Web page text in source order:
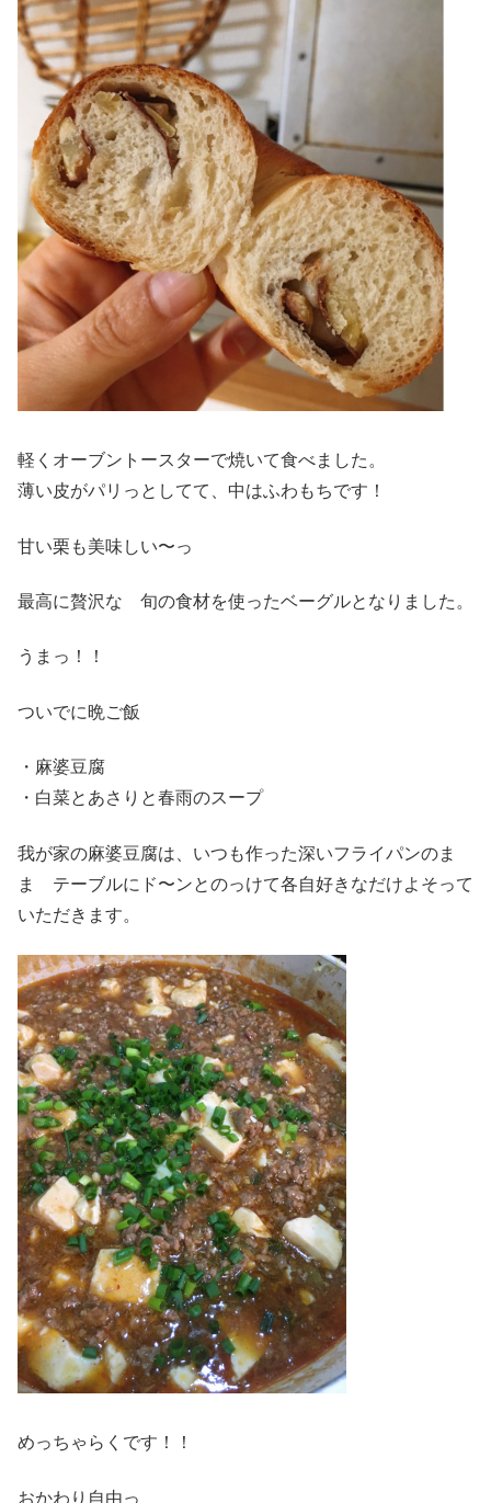
軽くオーブントースターで焼いて食べました。
薄い皮がパリっとしてて、中はふわもちです！
甘い栗も美味しい〜っ
最高に贅沢な 旬の食材を使ったベーグルとなりました。
うまっ！！
ついでに晩ご飯
・麻婆豆腐
・白菜とあさりと春雨のスープ
我が家の麻婆豆腐は、いつも作った深いフライパンのま
ま テーブルにド〜ンとのっけて各自好きなだけよそって
いただきます。
めっちゃらくです！！
おかわり自由っ